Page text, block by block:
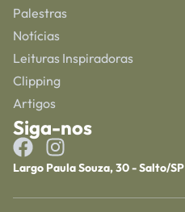
Palestras
Notícias
Leituras Inspiradoras
Clipping
Artigos
Siga-nos
Largo Paula Souza, 30 - Salto/SP